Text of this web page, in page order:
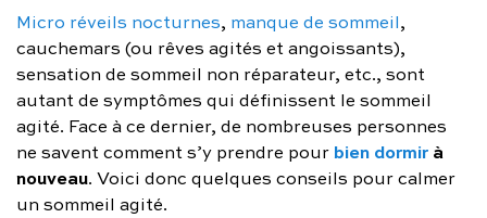
contact@charles.co
Micro réveils nocturnes, manque de sommeil,
cauchemars (ou rêves agités et angoissants),
sensation de sommeil non réparateur, etc., sont
autant de symptômes qui définissent le sommeil
agité. Face à ce dernier, de nombreuses personnes
ne savent comment s’y prendre pourbien dormir à
nouveau. Voici donc quelques conseils pour calmer
un sommeil agité.